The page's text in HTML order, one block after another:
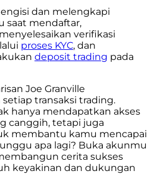
dan melengkapi
saat mendaftar,
verifikasi
proses KYC, dan
deposit trading pada
Joe Granville
transaksi trading.
hanya mendapatkan akses
canggih, tetapi juga
membantu kamu mencapai
apa lagi? Buka akunmu
cerita sukses
keyakinan dan dukungan